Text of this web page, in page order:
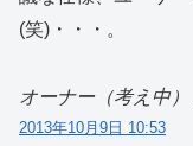
(笑)・・・。
オーナー（考え中）
2013年10月9日 10:53